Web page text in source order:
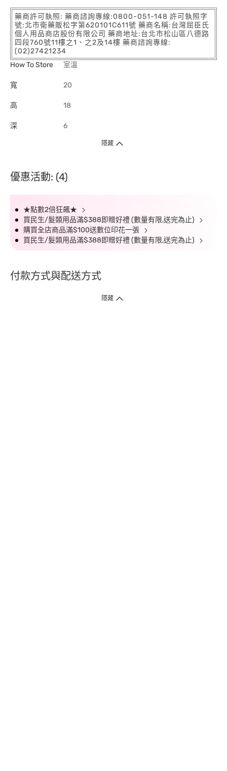
藥商許可執照: 藥商諮詢專線:0800-051-148 許可執照字
號:北市衛藥販松字第620101C611號 藥商名稱:台灣屈臣氏
個人用品商店股份有限公司 藥商地址:台北市松山區八德路
四段760號11樓之1、之2及14樓 藥商諮詢專線:
(02)27421234
How To Store
室溫
寬 20
高 18
深 6
隱藏
優惠活動: (4)
★點數2倍狂飆★
買民生/髮類用品滿$388即贈好禮 (數量有限,送完為止)
購買全店商品滿$100送數位印花一張
買民生/髮類用品滿$388即贈好禮 (數量有限,送完為止)
付款方式與配送方式
隱藏